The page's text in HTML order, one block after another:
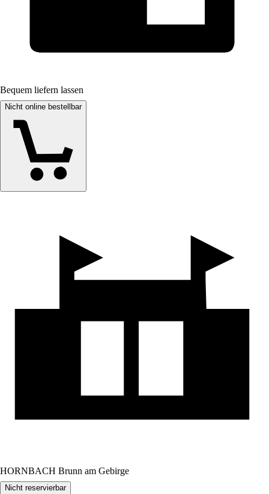
Bequem liefern lassen
Nicht online bestellbar
HORNBACH Brunn am Gebirge
Nicht reservierbar